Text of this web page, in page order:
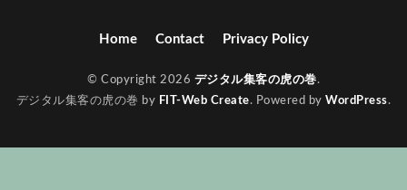
Home Contact Privacy Policy
© Copyright 2026 デジタル集客の虎の巻.
デジタル集客の虎の巻 by FIT-Web Create. Powered byWordPress.